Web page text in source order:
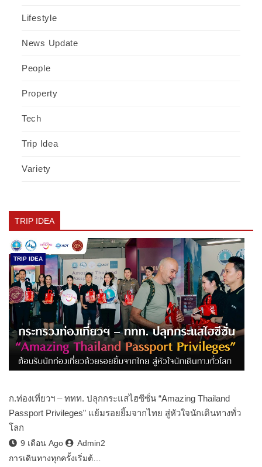
Lifestyle
News Update
People
Property
Tech
Trip Idea
Variety
TRIP IDEA
TRIP IDEA
ก.ท่องเที่ยวฯ – ททท. ปลุกกระแสไฮซีซั่น “Amazing Thailand
Passport Privileges” แย้มรอยยิ้มจากไทย สู่หัวใจนักเดินทางทั่ว
โลก
9 เดือน Ago
Admin2
การเดินทางทุกครั้งเริ่มต้…